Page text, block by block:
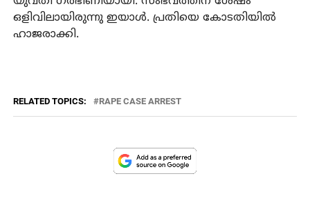
ഒളിവിലായിരുന്നു ഇയാള്‍. പ്രതിയെ കോടതിയില്‍
ഹാജരാക്കി.
RELATED TOPICS: RAPE CASE ARREST